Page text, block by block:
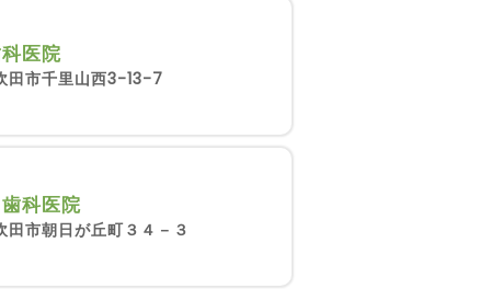
医院
田市千里山西3-13-7
科医院
田市朝日が丘町３４－３